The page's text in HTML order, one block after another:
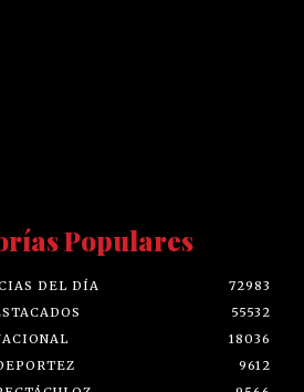
Populares
DEL DÍA
72983
55532
18036
9612